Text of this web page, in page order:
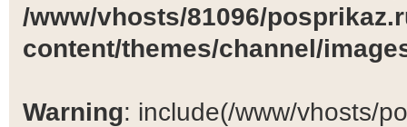
/www/vhosts/81096/
content/themes/channel/
Warning: include(/www/vhosts/